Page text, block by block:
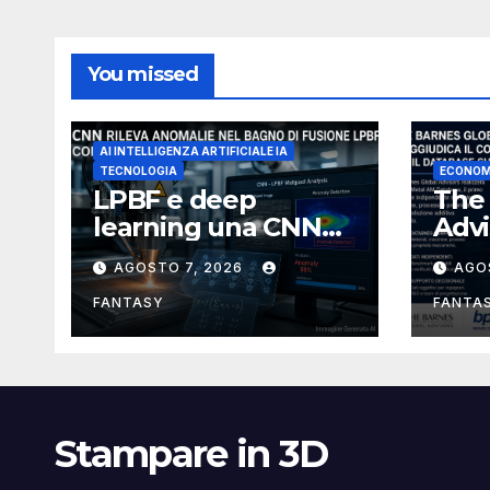
You missed
AI INTELLIGENZA ARTIFICIALE IA
TECNOLOGIA
LPBF e deep
learning una CNN
riconosce le
anomalie del bagno
di fusione
AGOSTO 7, 2026
FANTASY
The
per
Stampare in 3D